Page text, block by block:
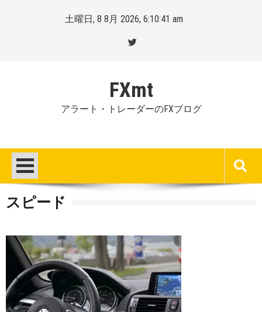
土曜日, 8 8月 2026, 6:10:42 am
FXmt
アラート・トレーダーのFXブログ
スピード
Posted
on
2020-
03-
By
Mt.
more